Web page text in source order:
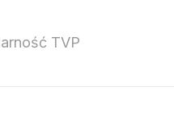
TVP